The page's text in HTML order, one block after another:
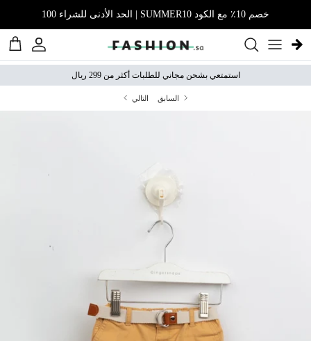
خصم 10٪ مع الكود SUMMER10 | الحد الأدنى للشراء 100
الحساب
استمتعي بشحن مجاني للطلبات أكثر من 299 ريال
السابق التالي